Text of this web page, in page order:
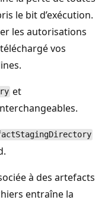
le bit d’exécution.
les autorisations
vos
et
à des artefacts
entraîne la